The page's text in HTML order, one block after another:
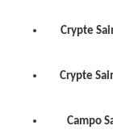
Crypte
Crypte
Campo